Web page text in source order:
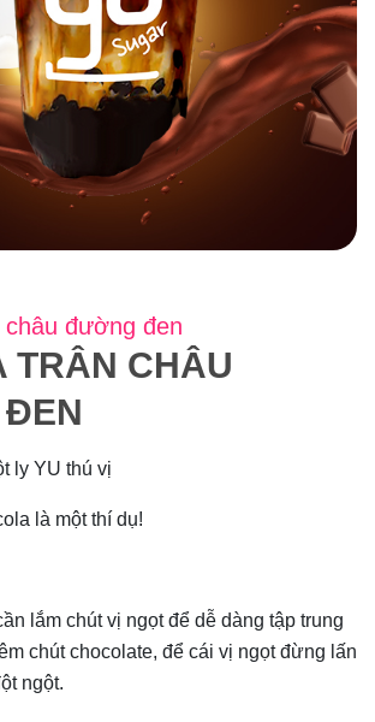
đường đen
TRÂN CHÂU
ly YU thú vị
là một thí dụ!
lắm chút vị ngọt để dễ dàng tập trung
chút chocolate, để cái vị ngọt đừng lấn
ngột.